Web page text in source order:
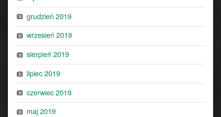
grudzień 2019
wrzesień 2019
sierpień 2019
lipiec 2019
czerwiec 2019
maj 2019